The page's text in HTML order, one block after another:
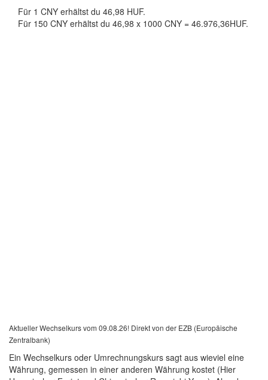
Für 1 CNY erhältst du 46,98 HUF.
Für 150 CNY erhältst du 46,98 x 1000 CNY = 46.976,36HUF.
Aktueller Wechselkurs vom 09.08.26! Direkt von der EZB (Europäische
Zentralbank)
Ein Wechselkurs oder Umrechnungskurs sagt aus wieviel eine
Währung, gemessen in einer anderen Währung kostet (Hier